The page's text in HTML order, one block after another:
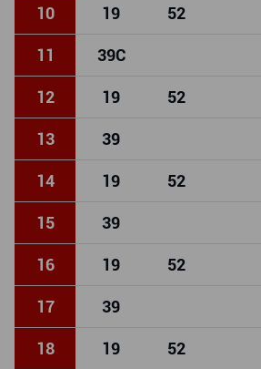
10 19 52
11 39C
12 19 52
13 39
14 19 52
15 39
16 19 52
17 39
18 19 52